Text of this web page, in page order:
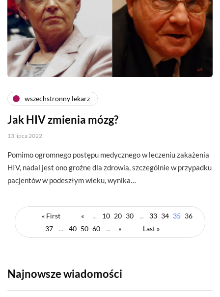
wszechstronny lekarz
Jak HIV zmienia mózg?
13 lipca 2022
Pomimo ogromnego postępu medycznego w leczeniu zakażenia
HIV, nadal jest ono groźne dla zdrowia, szczególnie w przypadku
pacjentów w podeszłym wieku, wynika…
« First « ... 10 20 30 ... 33 34 35 36
37
... 40 50 60 ... » Last »
Najnowsze wiadomości